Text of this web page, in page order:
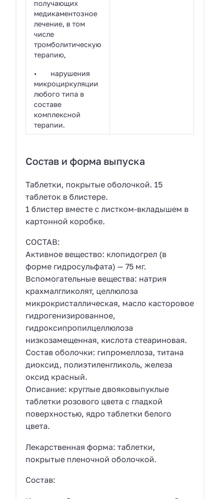
получающих
медикаментозное
лечение, в том
числе
тромболитическую
терапию,
• нарушения
микроциркуляции
любого типа в
составе
комплексной
терапии.
Состав и форма выпуска
Таблетки, покрытые оболочкой. 15
таблеток в блистере.
1 блистер вместе с листком-вкладышем в
картонной коробке.
СОСТАВ:
Активное вещество: клопидогрел (в
форме гидросульфата) — 75 мг.
Вспомогательные вещества: натрия
крахмалгликолят, целлюлоза
микрокристаллическая, масло касторовое
гидрогенизированное,
гидроксипропилцеллюлоза
низкозамещенная, кислота стеариновая.
Состав оболочки: гипромеллоза, титана
диоксид, полиэтиленгликоль, железа
оксид красный.
Описание: круглые двояковыпуклые
таблетки розового цвета с гладкой
поверхностью, ядро таблетки белого
цвета.
Лекарственная форма: таблетки,
покрытые пленочной оболочкой.
Состав: